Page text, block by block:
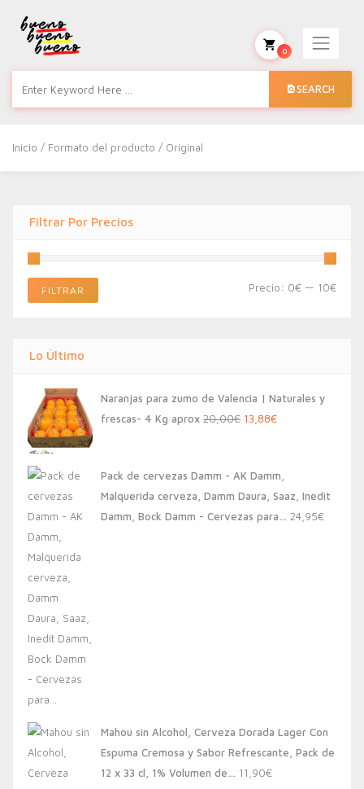
SEARCH
0
Inicio / Formato del producto / Original
Filtrar Por Precios
FILTRAR Precio: 0€ — 10€
Lo Último
Naranjas para zumo de Valencia | Naturales y
frescas- 4 Kg aprox 20,00€ El
era:
20,00€.
13,88€El
es:
13,88€.
Pack de cervezas Damm - AK Damm,
Malquerida cerveza, Damm Daura, Saaz, Inedit
Damm, Bock Damm - Cervezas para… 24,95€
Mahou sin Alcohol, Cerveza Dorada Lager Con
Espuma Cremosa y Sabor Refrescante, Pack de
12 x 33 cl, 1% Volumen de… 11,90€